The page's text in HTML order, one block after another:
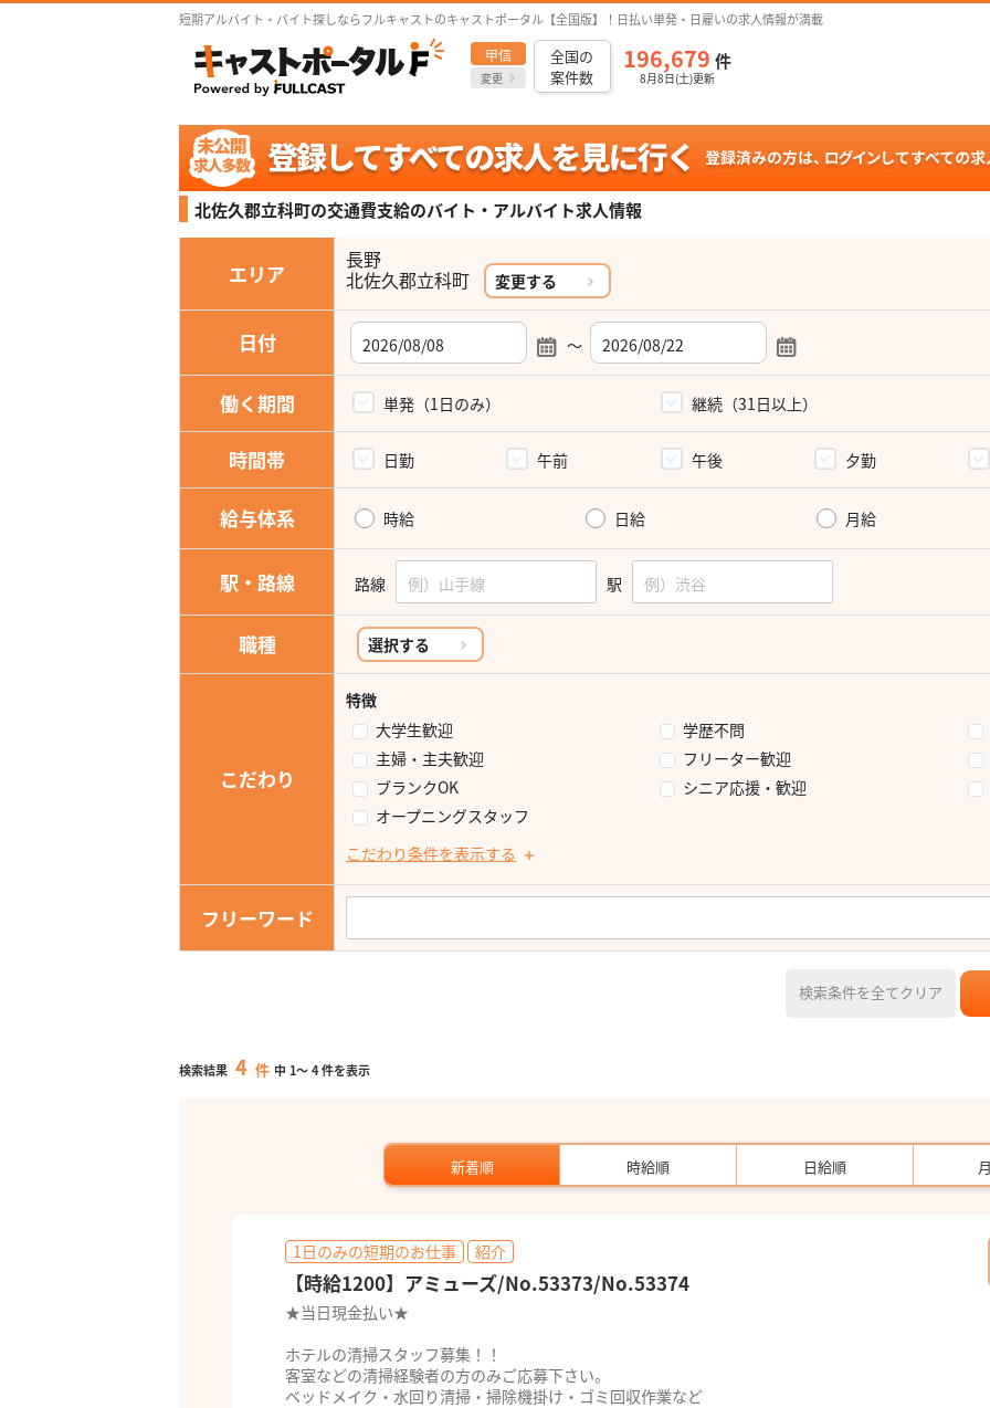
短期アルバイト・バイト探しならフルキャストのキャストポータル【全国版】！日払い単発・日雇いの求人情報が満載
甲信
変更
全国の
案件数
196,679 件
8月8日(土)更新
北佐久郡立科町の交通費支給のバイト・アルバイト求人情報
エリア
長野
北佐久郡立科町 変更する
日付 ～
働く期間 単発（1日のみ） 継続（31日以上）
時間帯 日勤 午前 午後 夕勤
給与体系 時給 日給 月給
駅・路線 路線 駅
職種 選択する
こだわり
特徴
大学生歓迎
学歴不問
主婦・主夫歓迎
フリーター歓迎
ブランクOK
シニア応援・歓迎
オープニングスタッフ
こだわり条件を表示する
フリーワード
検索条件を全てクリア
検索結果 4 件 中 1～4件を表示
新着順 時給順 日給順
1日のみの短期のお仕事 紹介
【時給1200】アミューズ/No.53373/No.53374
★当日現金払い★
ホテルの清掃スタッフ募集！！
客室などの清掃経験者の方のみご応募下さい。
ベッドメイク・水回り清掃・掃除機掛け・ゴミ回収作業など